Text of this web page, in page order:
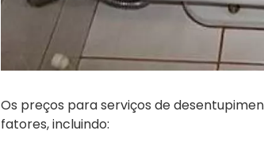
Os preços para serviços de
fatores, incluindo: